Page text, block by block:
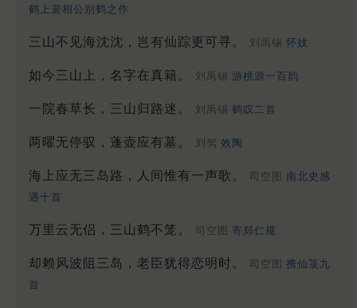
鹤上裴相公别鹤之作
三山不见海沈沈，岂有仙踪更可寻。 刘禹锡 怀妓
如今三山上，名字在真籍。 刘禹锡 游桃源一百韵
一院春草长，三山归路迷。 刘禹锡 鹤叹二首
两曜无停驭，蓬壶应有墓。 刘驾 效陶
海上应无三岛路，人间惟有一声歌。 司空图 南北史感
遇十首
万里云无侣，三山鹤不笼。 司空图 寄郑仁规
却赖风波阻三岛，老臣犹得恋明时。 司空图 携仙箓九
首